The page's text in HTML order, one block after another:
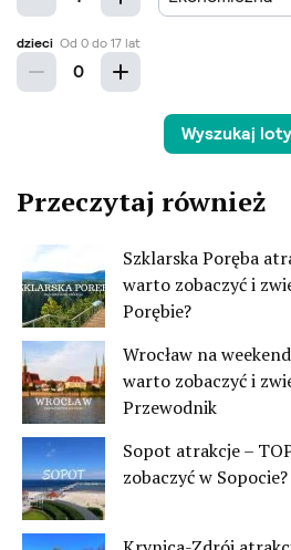
Przeczytaj również
Szklarska Poręba
warto zobaczyć i
Porębie?
Wrocław na
warto zobaczyć i
Przewodnik
Sopot atrakcje –
zobaczyć w